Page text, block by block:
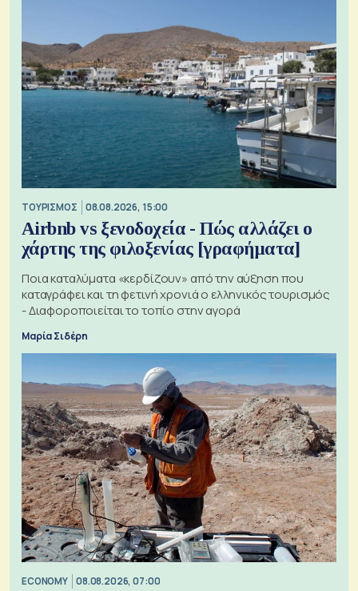
ΤΟΥΡΙΣΜΟΣ 08.08.2026, 15:00
Airbnb vs ξενοδοχεία - Πώς αλλάζει ο
χάρτης της φιλοξενίας [γραφήματα]
Ποια καταλύματα «κερδίζουν» από την αύξηση που
καταγράφει και τη φετινή χρονιά ο ελληνικός τουρισμός
- Διαφοροποιείται το τοπίο στην αγορά
Μαρία Σιδέρη
ECONOMY 08.08.2026, 07:00